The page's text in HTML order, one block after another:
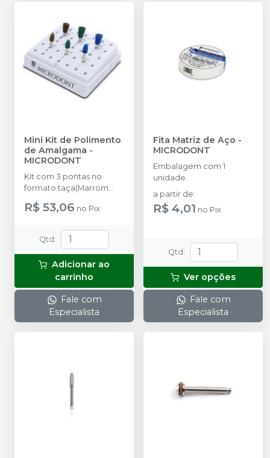
Mini Kit de Polimento
de Amalgama -
MICRODONT
Kit com 3 pontas no
formato taça(Marrom
Azul Fino) e 3 pontas no
Grosso, Verde Regular e
Azul Fino) + Broqueiro
autoclavável - 35 furos.
R$ 53,06 no Pix
Qtd :
Adicionar ao
carrinho
Fale com
Especialista
Fita Matriz de Aço -
MICRODONT
Embalagem com 1
unidade.
a partir de:
R$ 4,01 no Pix
Qtd :
Ver opções
Fale com
Especialista